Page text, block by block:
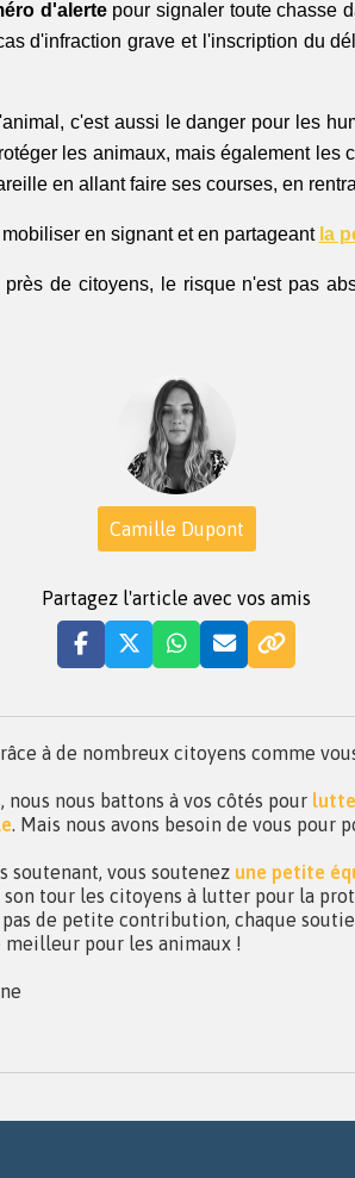
d'alerte pour signaler toute chasse
d'infraction grave et l'inscription du
c'est aussi le danger pour les
les animaux, mais également les
en allant faire ses courses, en
en signant et en partageant la
près de citoyens, le risque n'est pas
Camille Dupont
Partagez l'article avec vos amis
à de nombreux citoyens comme
nous nous battons à vos côtés pour
. Mais nous avons besoin de vous pour
soutenant, vous soutenez une petite
son tour les citoyens à lutter pour la
pas de petite contribution, chaque
meilleur pour les animaux !